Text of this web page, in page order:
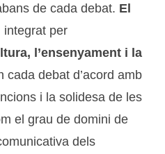
de cada debat. El
integrat per
l’ensenyament i la
cada debat d’acord amb
i la solidesa de les
el grau de domini de
dels